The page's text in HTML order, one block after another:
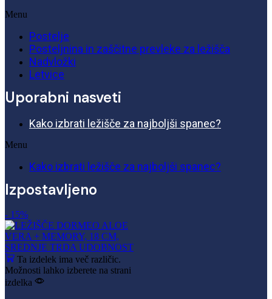
Menu
Postelje
Posteljnina in zaščitne prevleke za ležišča
Nadvložki
Letvice
Uporabni nasveti
Kako izbrati ležišče za najboljši spanec?
Menu
Kako izbrati ležišče za najboljši spanec?
Izpostavljeno
- 15%
Ta izdelek ima več različic.
Možnosti lahko izberete na strani
izdelka